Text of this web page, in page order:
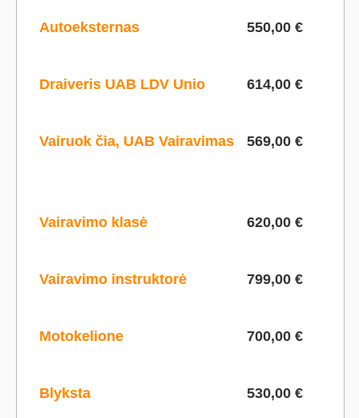
Autoeksternas 550,00 €
Draiveris UAB LDV Unio 614,00 €
Vairuok čia, UAB Vairavimas 569,00 €
Vairavimo klasė 620,00 €
Vairavimo instruktorė 799,00 €
Motokelione 700,00 €
Blyksta 530,00 €